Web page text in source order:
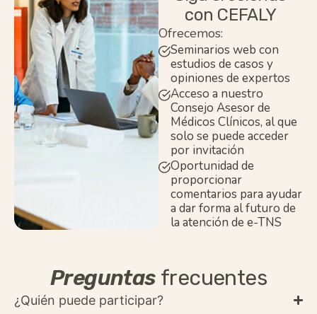
con CEFALY
Ofrecemos:
Seminarios web con
estudios de casos y
opiniones de expertos
Acceso a nuestro
Consejo Asesor de
Médicos Clínicos, al que
solo se puede acceder
por invitación
Oportunidad de
proporcionar
comentarios para ayudar
a dar forma al futuro de
la atención de e-TNS
Preguntas frecuentes
¿Quién puede participar?